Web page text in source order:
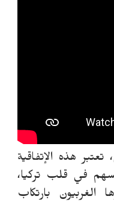
هذه الإتفاقية
بسهم في قلب تركيا،
الغربيون بارتكاب